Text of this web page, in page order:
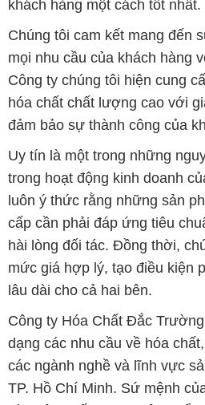
khách hàng một cách tốt nhất.
Chúng tôi cam kết mang đến
mọi nhu cầu của khách hàng
Công ty chúng tôi hiện cung
hóa chất chất lượng cao với
đảm bảo sự thành công của
Uy tín là một trong những
trong hoạt động kinh doanh
luôn ý thức rằng những sản
cấp cần phải đáp ứng tiêu
hài lòng đối tác. Đồng thời,
mức giá hợp lý, tạo điều kiện
lâu dài cho cả hai bên.
Công ty Hóa Chất Đắc
dạng các nhu cầu về hóa
các ngành nghề và lĩnh vực
TP. Hồ Chí Minh. Sứ mệnh